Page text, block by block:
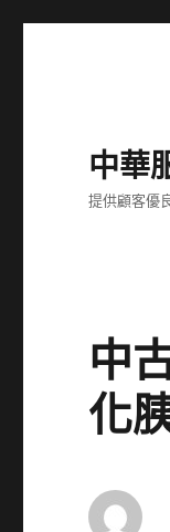
中華
提供顧客優
中
化